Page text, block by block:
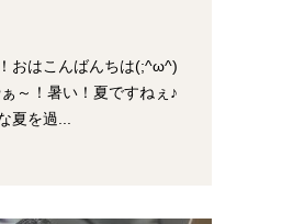
おはこんばんちは(;^ω^)
～！暑い！夏ですねぇ♪
夏を過...